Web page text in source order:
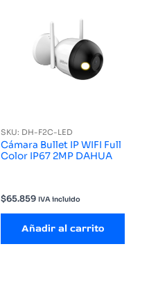
SKU: DH-F2C-LED
Cámara Bullet IP WIFI Full
Color IP67 2MP DAHUA
$65.859 IVA incluido
Añadir al carrito